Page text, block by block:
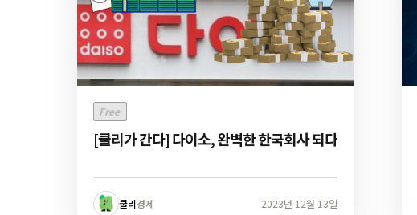
Free
[쿨리가 간다] 다이소, 완벽한 한국회사 되다
쿨리경제 2023년 12월 13일